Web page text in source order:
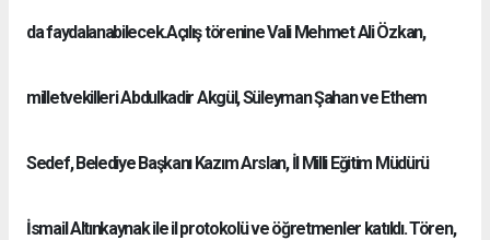
da faydalanabilecek.Açılış törenine Vali Mehmet Ali Özkan,
milletvekilleri Abdulkadir Akgül, Süleyman Şahan ve Ethem
Sedef, Belediye Başkanı Kazım Arslan, İl Milli Eğitim Müdürü
İsmail Altınkaynak ile il protokolü ve öğretmenler katıldı. Tören,